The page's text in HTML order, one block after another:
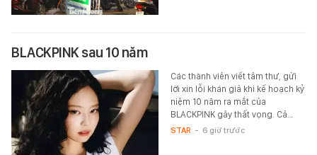
BLACKPINK sau 10 năm
Các thành viên viết tâm thư, gửi
lời xin lỗi khán giả khi kế hoạch kỷ
niệm 10 năm ra mắt của
BLACKPINK gây thất vọng. Cả…
STAR - 6 giờ trước